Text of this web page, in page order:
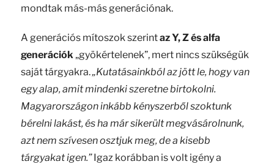
mondtak más-más generációnak.
A generációs mítoszok szerintaz Y, Z és alfa
generációk „gyökértelenek”, mert nincs szükségük
saját tárgyakra.„Kutatásainkból az jött le, hogy van
egy alap, amit mindenki szeretne birtokolni.
Magyarországon inkább kényszerből szoktunk
bérelni lakást, és ha már sikerült megvásárolnunk,
azt nem szívesen osztjuk meg, de a kisebb
tárgyakat igen.”Igaz korábban is volt igény a